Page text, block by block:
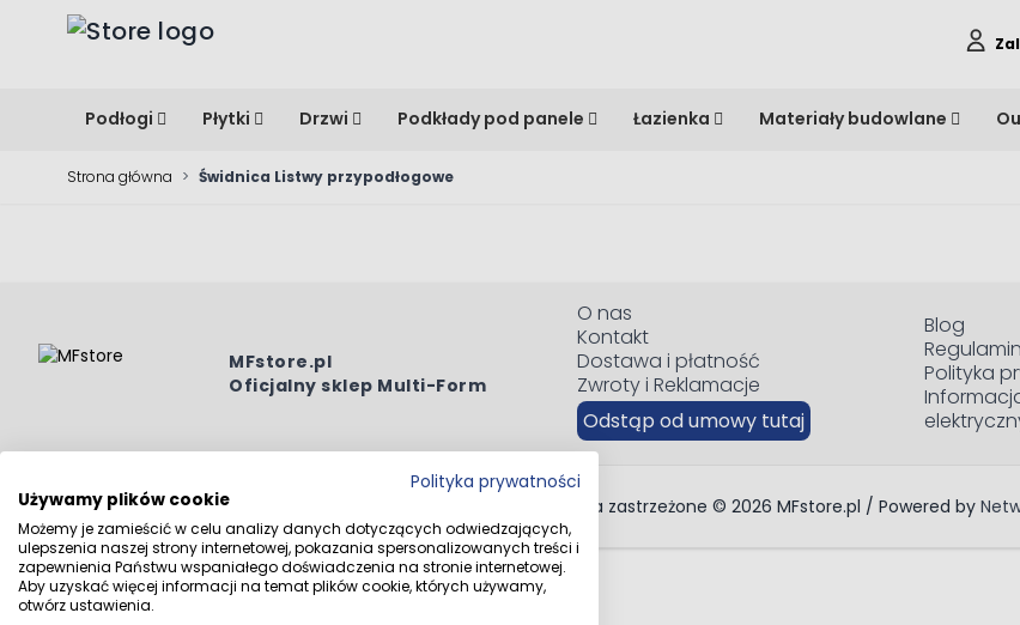
Przejdź do treści
Podłogi Płytki Drzwi Podkłady pod panele Łazienka Materiały budowlane
Strona główna > Świdnica Listwy przypodłogowe
MFstore.pl
Oficjalny sklep Multi-Form
O nas
Kontakt
Dostawa i płatność
Zwroty i Reklamacje
Odstąp od umowy tutaj
Blog
Polityka
Wszystkie prawa zastrzeżone © 2026 MFstore.pl / Powered by
Polityka prywatności
Używamy plików cookie
Możemy je zamieścić w celu analizy danych dotyczących odwiedzających,
ulepszenia naszej strony internetowej, pokazania spersonalizowanych treści i
zapewnienia Państwu wspaniałego doświadczenia na stronie internetowej.
Aby uzyskać więcej informacji na temat plików cookie, których używamy,
otwórz ustawienia.